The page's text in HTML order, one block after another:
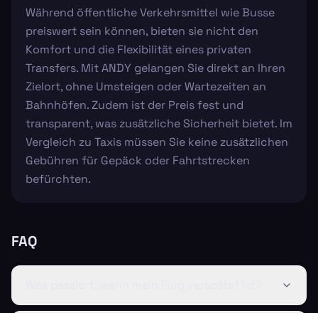
Während öffentliche Verkehrsmittel wie Busse
preiswert sein können, bieten sie nicht den
Komfort und die Flexibilität eines privaten
Transfers. Mit ANDY gelangen Sie direkt an Ihren
Zielort, ohne Umsteigen oder Wartezeiten an
Bahnhöfen. Zudem ist der Preis fest und
transparent, was zusätzliche Sicherheit bietet. Im
Vergleich zu Taxis müssen Sie keine zusätzlichen
Gebühren für Gepäck oder Fahrtstrecken
befürchten.
FAQ